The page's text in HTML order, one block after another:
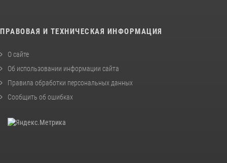
ПРАВОВАЯ И ТЕХНИЧЕСКАЯ ИНФОРМАЦИЯ
О сайте
Об использовании информации сайта
Правила обработки персональных данных
Сообщить об ошибках